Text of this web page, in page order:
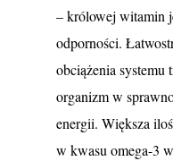
– królowej witamin
odporności.
obciążenia systemu
organizm w
energii. Większa
w kwasu omega-3